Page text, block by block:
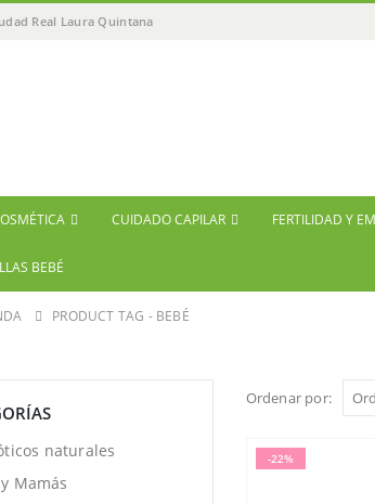
Real Laura Quintana
CUIDADO CAPILAR FERTILIDAD Y
BEBÉ
PRODUCT TAG - BEBÉ
Ordenar por:
-22%
naturales
Mamás